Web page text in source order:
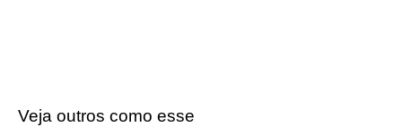
Veja outros como esse